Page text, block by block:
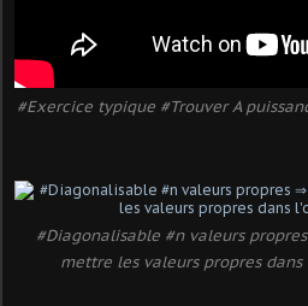
#Exercice typique #Trouver A
#Diagonalisable #n valeurs
mettre les valeurs propres